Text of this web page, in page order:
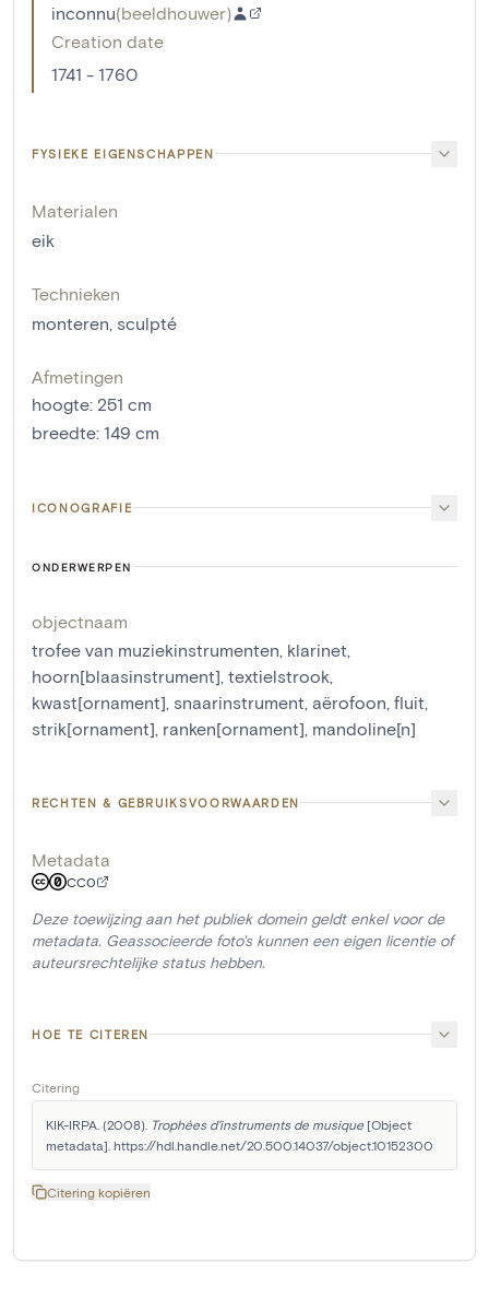
inconnu(beeldhouwer)
Creation date
1741 - 1760
FYSIEKE EIGENSCHAPPEN
Materialen
eik
Technieken
monteren sculpté
Afmetingen
hoogte: 251 cm
breedte: 149 cm
ICONOGRAFIE
ONDERWERPEN
objectnaam
trofee van muziekinstrumenten klarinet
hoorn[blaasinstrument] textielstrook
kwast[ornament] snaarinstrument aërofoon fluit
strik[ornament] ranken[ornament] mandoline[n]
RECHTEN & GEBRUIKSVOORWAARDEN
Metadata
CC0
Deze toewijzing aan het publiek domein geldt enkel voor de
metadata. Geassocieerde foto's kunnen een eigen licentie of
auteursrechtelijke status hebben.
HOE TE CITEREN
Citering
KIK-IRPA. (2008). Trophées d'instruments de musique [Object
metadata]. https://hdl.handle.net/20.500.14037/object.10152300
Citering kopiëren